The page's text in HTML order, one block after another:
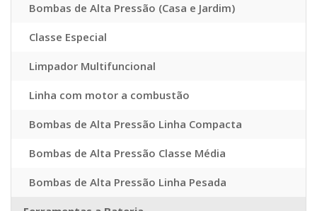
Bombas de Alta Pressão (Casa e Jardim)
Classe Especial
Limpador Multifuncional
Linha com motor a combustão
Bombas de Alta Pressão Linha Compacta
Bombas de Alta Pressão Classe Média
Bombas de Alta Pressão Linha Pesada